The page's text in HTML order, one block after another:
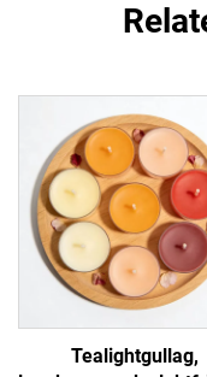
Tealightgullag,